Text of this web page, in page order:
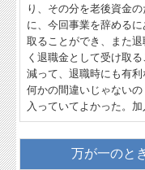
り、その分を老後資金
に、今回事業を辞める
取ることができ、また
く退職金として受け取
減って、退職時にも有利
何かの間違いじゃないの
入っていてよかった。
万が一のと